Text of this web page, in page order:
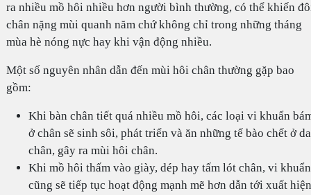
ra nhiều mồ hôi nhiều hơn người bình thường, có thể khiến
chân nặng mùi quanh năm chứ không chỉ trong những tháng
mùa hè nóng nực hay khi vận động nhiều.
Một số nguyên nhân dẫn đến mùi hôi chân thường gặp bao
gồm:
Khi bàn chân tiết quá nhiều mồ hôi, các loại vi khuẩn
ở chân sẽ sinh sôi, phát triển và ăn những tế bào chết ở da
chân, gây ra mùi hôi chân.
Khi mồ hôi thấm vào giày, dép hay tấm lót chân, vi khuẩn
cũng sẽ tiếp tục hoạt động mạnh mẽ hơn dẫn tới xuất hiện